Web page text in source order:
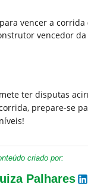
vencer a corrida
vencedor
ter disputas
prepare-se
criado por:
Palhares